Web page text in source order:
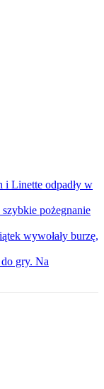
i Linette odpadły w
pożegnanie
wywołały burzę,
gry. Na